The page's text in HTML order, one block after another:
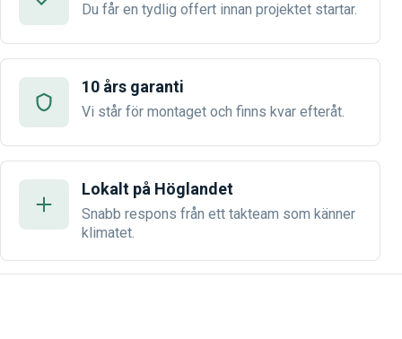
Du får en tydlig offert innan projektet startar.
10 års garanti
Vi står för montaget och finns kvar efteråt.
Lokalt på Höglandet
Snabb respons från ett takteam som känner
klimatet.